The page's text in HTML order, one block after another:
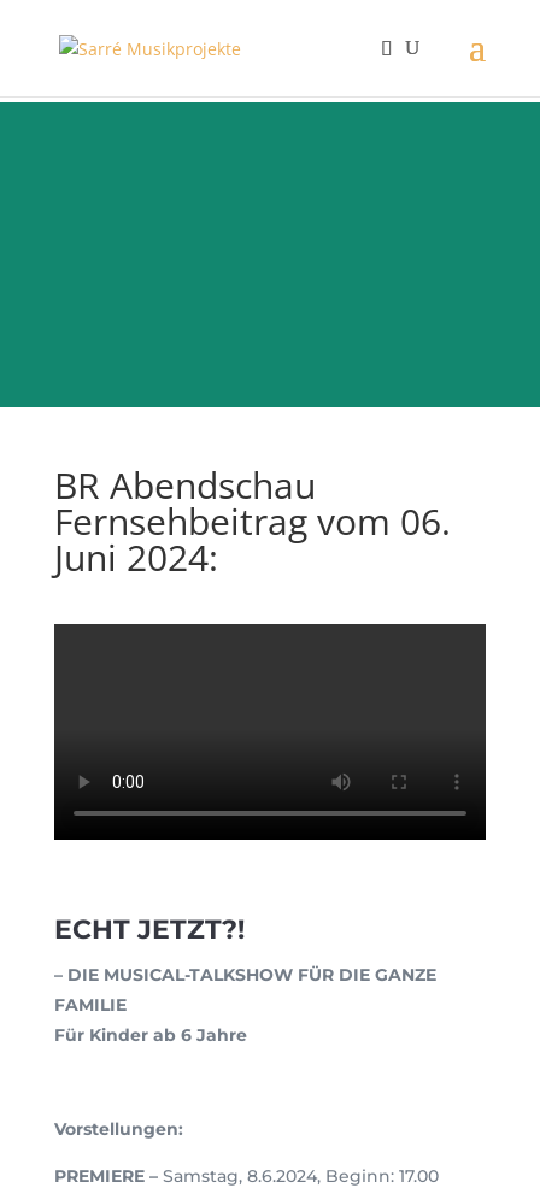
BR Abendschau
Fernsehbeitrag vom 06.
Juni 2024:
ECHT JETZT?!
– DIE MUSICAL-TALKSHOW FÜR DIE GANZE
FAMILIE
Für Kinder ab 6 Jahre
Vorstellungen:
PREMIERE – Samstag, 8.6.2024, Beginn: 17.00